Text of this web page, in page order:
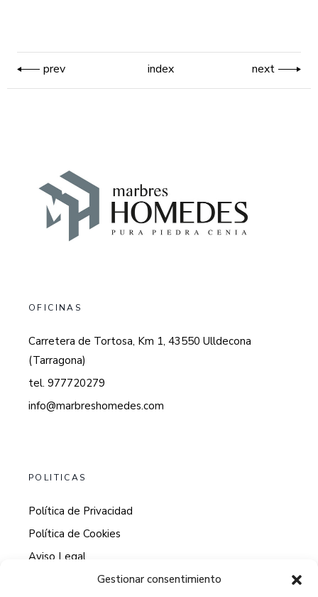
Gestionar consentimiento
prev index next
OFICINAS
Carretera de Tortosa, Km 1, 43550 Ulldecona
(Tarragona)
tel. 977720279
info@marbreshomedes.com
POLITICAS
Política de Privacidad
Política de Cookies
Aviso Legal